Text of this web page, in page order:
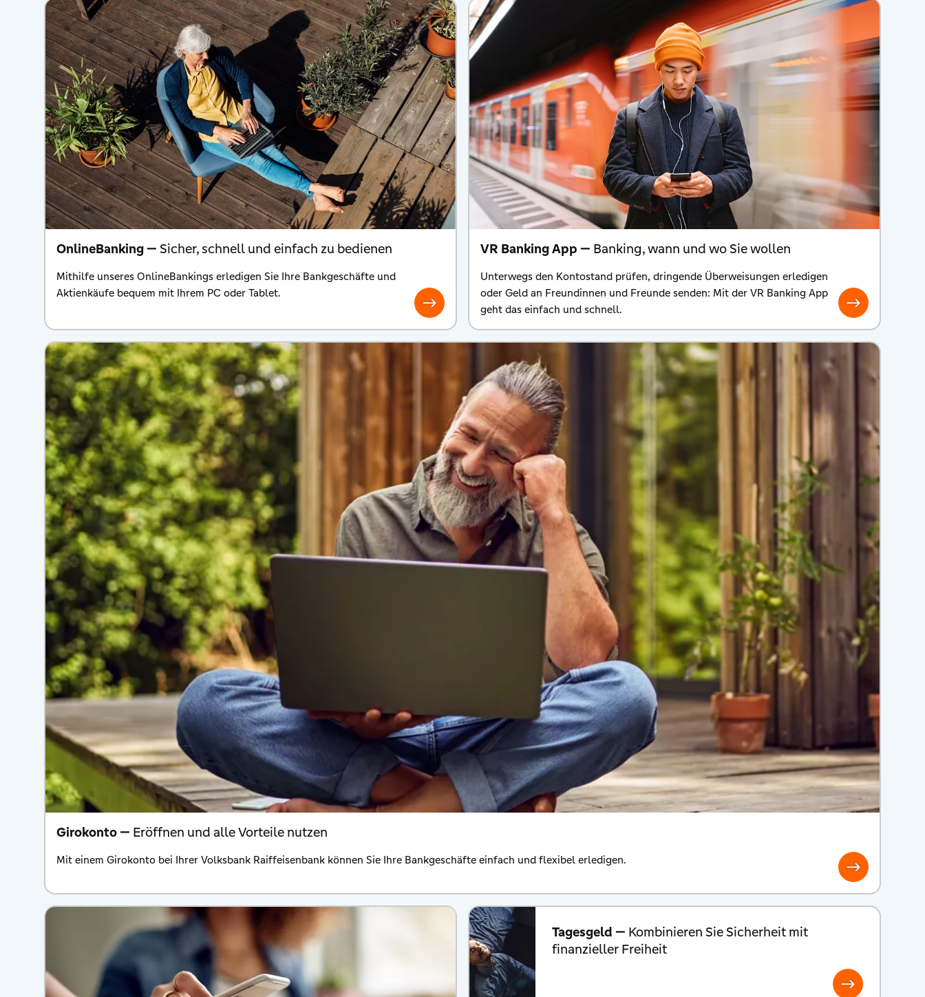
OnlineBanking — Sicher, schnell und einfach zu bedienen
Mithilfe unseres OnlineBankings erledigen Sie Ihre Bankgeschäfte und
Aktienkäufe bequem mit Ihrem PC oder Tablet.
VR Banking App — Banking, wann und wo Sie wollen
Unterwegs den Kontostand prüfen, dringende Überweisungen erledigen
oder Geld an Freundinnen und Freunde senden: Mit der VR Banking App
geht das einfach und schnell.
Girokonto — Eröffnen und alle Vorteile nutzen
Mit einem Girokonto bei Ihrer Volksbank Raiffeisenbank können Sie Ihre Bankgeschäfte einfach und flexibel erledigen.
Tagesgeld — Kombinieren Sie Sicherheit mit
finanzieller Freiheit